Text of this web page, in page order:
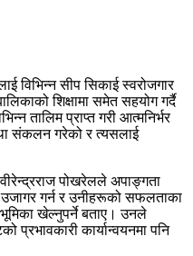
विभिन्न सीप सिकाई स्वरोजगार
शिक्षामा समेत सहयोग गर्दै
तालिम प्राप्त गरी आत्मनिर्भर
संकलन गरेको र त्यसलाई
पोखरेलले अपाङ्गता
गर्न र उनीहरूको सफलताका
खेल्नुपर्ने बताए। उनले
प्रभावकारी कार्यान्वयनमा पनि